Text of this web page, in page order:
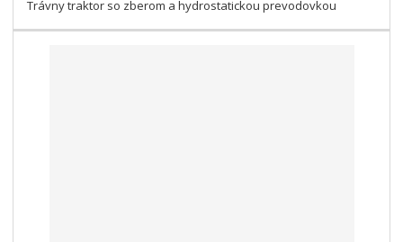
Trávny traktor so zberom a hydrostatickou prevodovkou